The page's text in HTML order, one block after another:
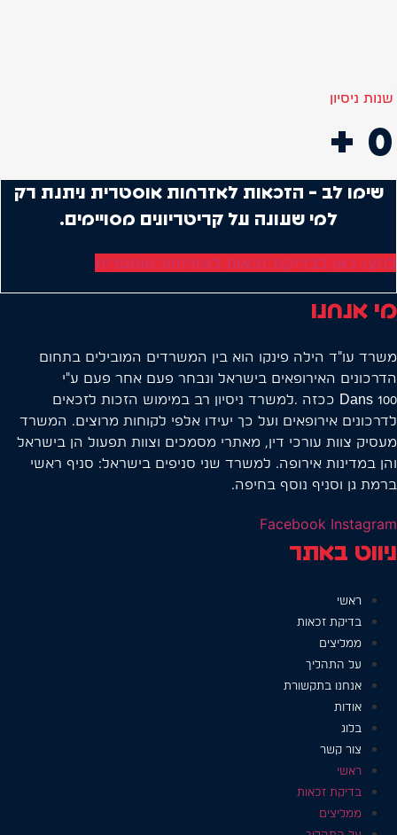
שנות ניסיון
0
+
שימו לב - הזכאות לאזרחות אוסטרית ניתנת רק
למי שעונה על קריטריונים מסויימים.
לחצו כאן לבדיקת זכאות לאזרחות אוסטרית
מי אנחנו
משרד עו"ד הילה פינקו הוא בין המשרדים המובילים בתחום
הדרכונים האירופאים בישראל ונבחר פעם אחר פעם ע"י
Dans 100 ככזה .למשרד ניסיון רב במימוש הזכות לזכאים
לדרכונים אירופאים ועל כך יעידו אלפי לקוחות מרוצים. המשרד
מעסיק צוות עורכי דין, מאתרי מסמכים וצוות תפעול הן בישראל
והן במדינות אירופה. למשרד שני סניפים בישראל: סניף ראשי
ברמת גן וסניף נוסף בחיפה.
Facebook Instagram
ניווט באתר
ראשי
בדיקת זכאות
ממליצים
על התהליך
אנחנו בתקשורת
אודות
בלוג
צור קשר
ראשי
בדיקת זכאות
ממליצים